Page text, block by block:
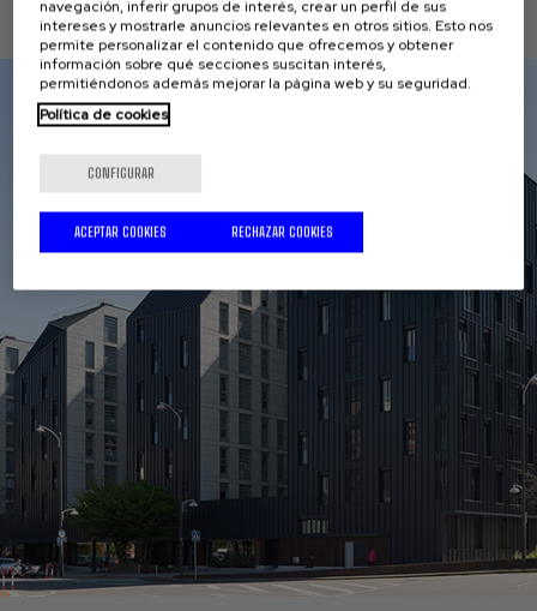
PROYECTOS
navegación, inferir grupos de interés, crear un perfil de sus
intereses y mostrarle anuncios relevantes en otros sitios. Esto nos
permite personalizar el contenido que ofrecemos y obtener
información sobre qué secciones suscitan interés,
permitiéndonos además mejorar la página web y su seguridad.
Política de cookies
CONFIGURAR
RECHAZAR COOKIES
ACEPTAR COOKIES